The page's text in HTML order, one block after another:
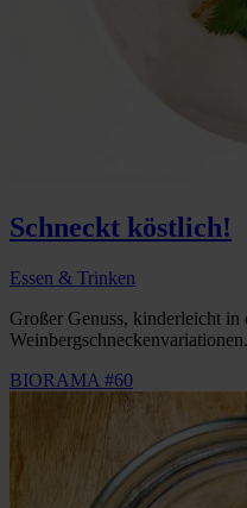
Schneckt köstlich!
Essen & Trinken
Großer Genuss, kinderleicht
BIORAMA #60